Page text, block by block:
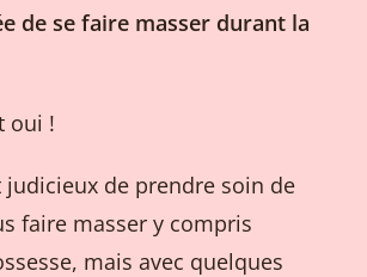
de se faire masser durant la
oui !
judicieux de prendre soin de
faire masser y compris
mais avec quelques